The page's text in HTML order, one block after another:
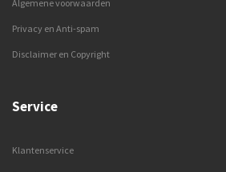
Algemene voorwaarden
Privacy en Anti-spam
Disclaimer en Copyright
Service
Klantenservice